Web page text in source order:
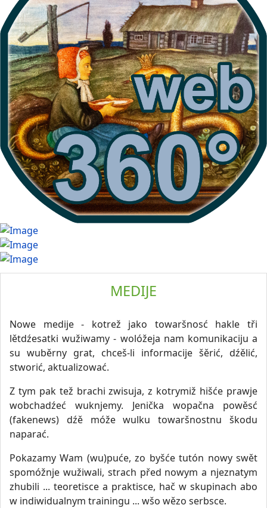
MEDIJE
Nowe medije - kotrež jako towaršnosć hakle tři
lětdźesatki wužiwamy - wolóžeja nam komunikaciju a
su wuběrny grat, chceš-li informacije šěrić, dźělić,
stworić, aktualizować.
Z tym pak tež brachi zwisuja, z kotrymiž hišće prawje
wobchadźeć wuknjemy. Jenička wopačna powěsć
(fakenews) dźě móže wulku towaršnostnu škodu
naparać.
Pokazamy Wam (wu)puće, zo byšće tutón nowy swět
spomóžnje wužiwali, strach před nowym a njeznatym
zhubili ... teoretisce a praktisce, hač w skupinach abo
w indiwidualnym trainingu ... wšo wězo serbsce.